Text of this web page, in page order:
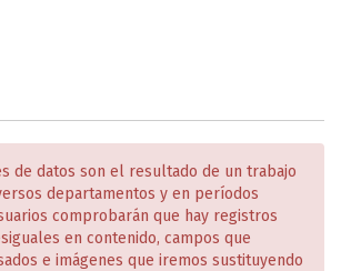
de datos son el resultado de un trabajo
departamentos y en períodos
comprobarán que hay registros
en contenido, campos que
e imágenes que iremos sustituyendo